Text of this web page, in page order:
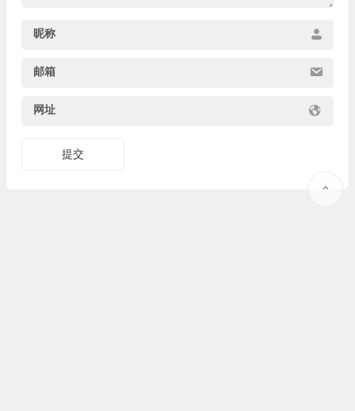
昵称
邮箱
网址
提交